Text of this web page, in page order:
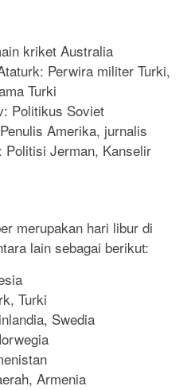
kriket Australia
Perwira militer Turki,
Turki
Politikus Soviet
Amerika, jurnalis
Politisi Jerman, Kanselir
merupakan hari libur di
lain sebagai berikut:
Turki
Swedia
Armenia